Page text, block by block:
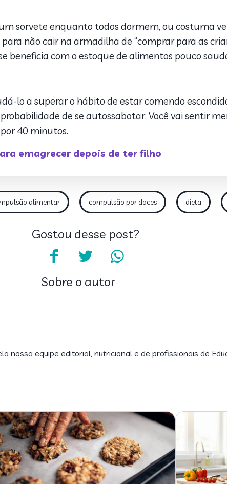
sorvete enquanto todos dormem, ou costuma
não cair na armadilha de “comprar para as
beneficia com o estoque de alimentos pouco
lo a superar o hábito de estar comendo
de se autossabotar. Você vai sentir
40 minutos.
emagrecer depois de ter filho
alimentar compulsão por doces dieta
Gostou desse post?
Sobre o autor
nossa equipe editorial, nutricional e de profissionais de